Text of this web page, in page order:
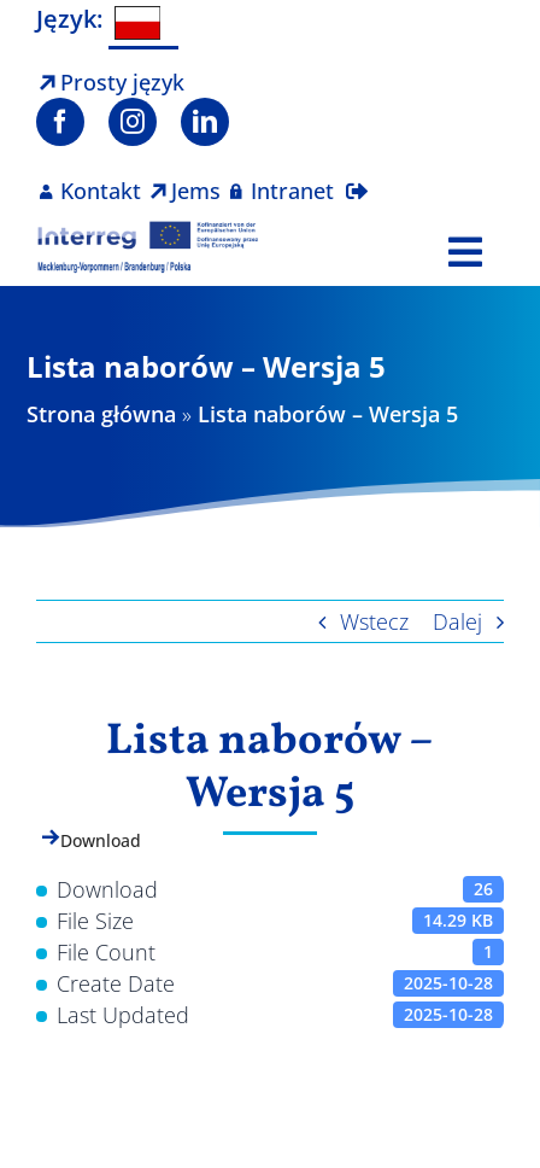
Skip
content
Język:
Prosty język
Kontakt Jems Intranet
Projekty
Lista naborów – Wersja 5
Strona główna » Lista naborów – Wersja 5
Wstecz Dalej
Lista naborów –
Wersja 5
Download
Download 26
File Size 14.29 KB
File Count 1
Create Date 2025-10-28
Last Updated 2025-10-28